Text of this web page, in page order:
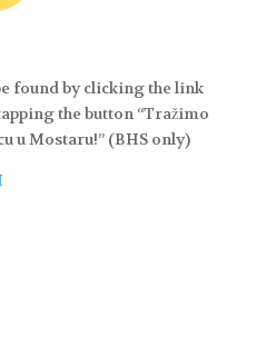
found by clicking the link
the button “Tražimo
u Mostaru!” (BHS only)